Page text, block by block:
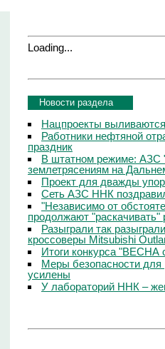
Loading...
Новости раздела
Нацпроекты
Работники нефтяной
праздник
В штатном режиме: АЗС
землетрясениям на
Проект для дважды
Сеть АЗС ННК
"Независимо от
продолжают
Разыграли так
кроссоверы Mitsubishi
Итоги конкурса
Меры безопасности
усилены
У лабораторий ННК –